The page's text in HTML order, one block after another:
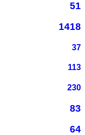
51
1418
37
113
230
83
64